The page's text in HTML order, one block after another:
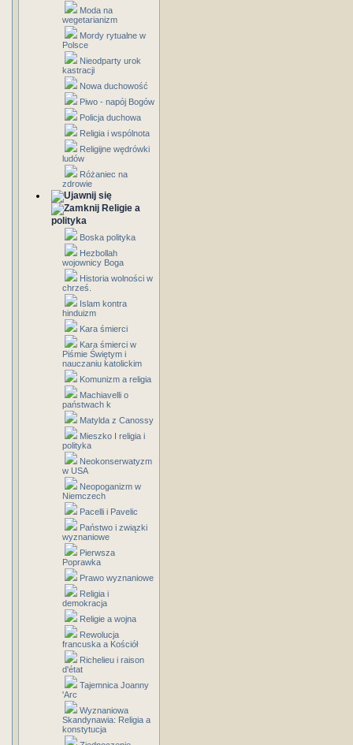
Moda na
wegetarianizm
Mordy rytualne w
Polsce
Nieodparty urok
kastracji
Nowa duchowość
Piwo - napój Bogów
Policja duchowa
Religia i wspólnota
Religijne wędrówki
ludów
Różaniec na
zdrowie
Religie a
polityka
Boska polityka
Hezbollah
wojownicy Boga
Historia wolności w
chrześ.
Islam kontra
hinduizm
Kara śmierci
Kara śmierci w
Piśmie Świętym i
nauczaniu katolickim
Komunizm a religia
Machiavelli o
państwach k
Matylda z Canossy
Mieszko I religia i
polityka
Neokonserwatyzm
w USA
Neopoganizm w
Niemczech
Pacelli i Pavelic
Państwo i związki
wyznaniowe
Pierwsza
Poprawka
Prawo wyznaniowe
Religia i
demokracja
Religie a wojna
Rewolucja
francuska a Kościół
Richelieu i raison
d'état
Tajemnica Joanny
'Arc
Wyznaniowa
Skandynawia: Religia a
konstytucja